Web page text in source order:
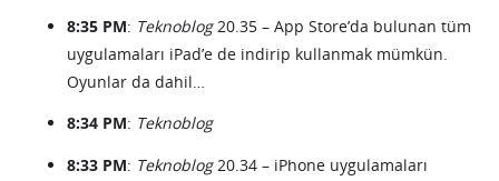
8:35 PM: Teknoblog20.35 – App Store’da bulunan tüm
uygulamaları iPad’e de indirip kullanmak mümkün.
Oyunlar da dahil…
8:34 PM: Teknoblog
8:33 PM: Teknoblog20.34 – iPhone uygulamaları